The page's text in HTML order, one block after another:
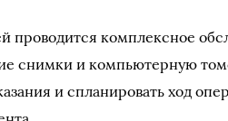
проводится комплексное
снимки и компьютерную
и спланировать ход